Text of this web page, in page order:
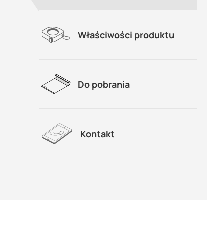
Właściwości produktu
Do pobrania
Kontakt